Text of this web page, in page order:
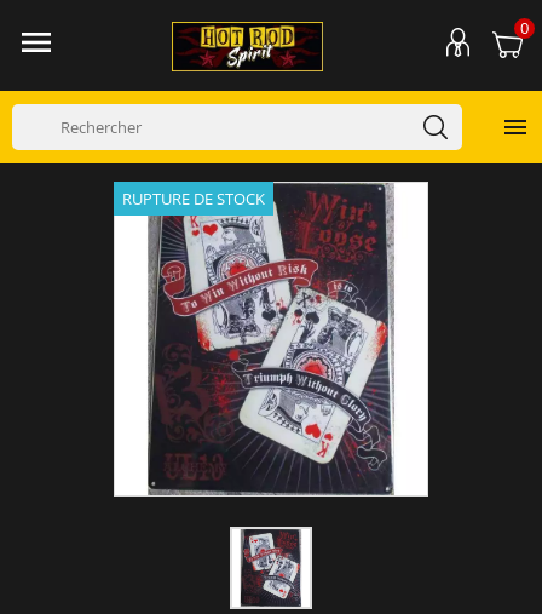
 0

RUPTURE DE STOCK